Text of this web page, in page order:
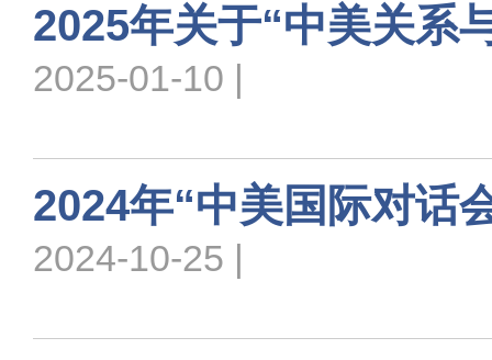
2025年关于“中美关系
2025-01-10 |
2024年“中美国际对话
2024-10-25 |